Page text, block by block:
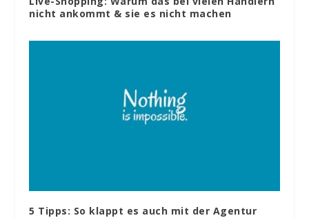
nicht ankommt & sie es nicht machen
5 Tipps: So klappt es auch mit der Agentur